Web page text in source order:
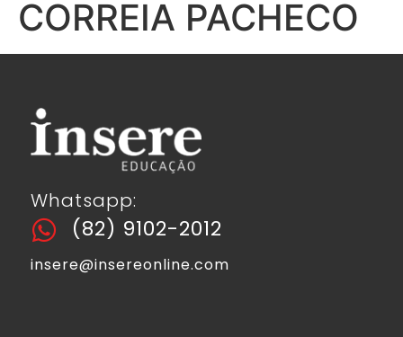
CORREIA PACHECO
Whatsapp:
(82) 9102-2012
insere@insereonline.com